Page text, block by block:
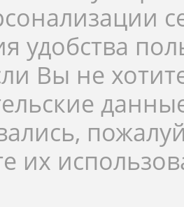
удобства
Вы не
их